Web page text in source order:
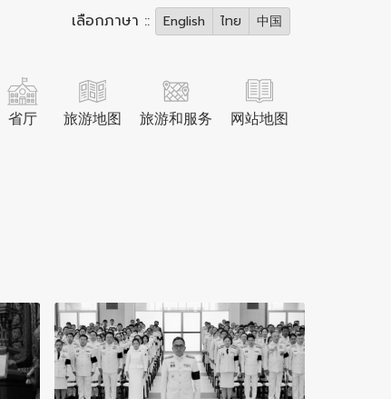
เลือกภาษา :: English ไทย 中国
省厅 旅游地图 旅游和服务 网站地图